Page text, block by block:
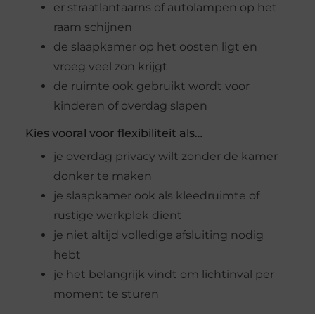
er straatlantaarns of autolampen op het
raam schijnen
de slaapkamer op het oosten ligt en
vroeg veel zon krijgt
de ruimte ook gebruikt wordt voor
kinderen of overdag slapen
Kies vooral voor flexibiliteit als…
je overdag privacy wilt zonder de kamer
donker te maken
je slaapkamer ook als kleedruimte of
rustige werkplek dient
je niet altijd volledige afsluiting nodig
hebt
je het belangrijk vindt om lichtinval per
moment te sturen